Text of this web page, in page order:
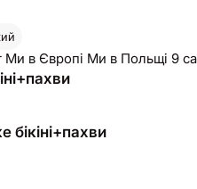
Кабінети
бікіні+пахви